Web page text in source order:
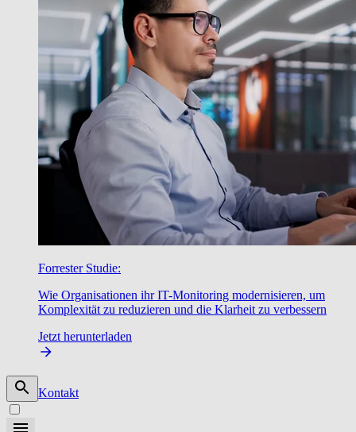
Forrester Studie:
Wie Organisationen ihr IT-Monitoring modernisieren, um
Komplexität zu reduzieren und die Klarheit zu verbessern
Jetzt herunterladen
Kontakt